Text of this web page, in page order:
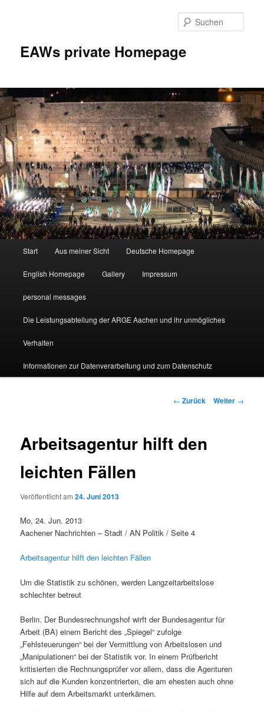
EAWs private Homepage
Start Aus meiner Sicht Deutsche Homepage
English Homepage Gallery Impressum
personal messages
Die Leistungsabteilung der ARGE Aachen und ihr unmögliches
Verhalten
Informationen zur Datenverarbeitung und zum Datenschutz
Beitragsnavigation
← Zurück Weiter →
Arbeitsagentur hilft den
leichten Fällen
Veröffentlicht am24. Juni 2013
Mo, 24. Jun. 2013
Aachener Nachrichten – Stadt / AN Politik / Seite 4
Arbeitsagentur hilft den leichten Fällen
Um die Statistik zu schönen, werden Langzeitarbeitslose
schlechter betreut
Berlin. Der Bundesrechnungshof wirft der Bundesagentur für
Arbeit (BA) einem Bericht des „Spiegel“ zufolge
„Fehlsteuerungen“ bei der Vermittlung von Arbeitslosen und
„Manipulationen“ bei der Statistik vor. In einem Prüfbericht
kritisierten die Rechnungsprüfer vor allem, dass die Agenturen
sich auf die Kunden konzentrierten, die am ehesten auch ohne
Hilfe auf dem Arbeitsmarkt unterkämen.